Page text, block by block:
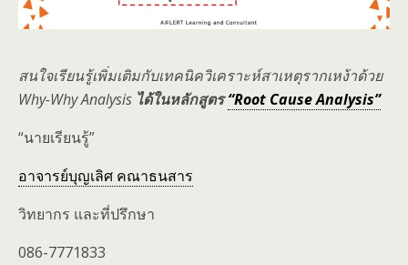
สนใจเรียนรู้เพิ่มเติมกับเทคนิควิเคราะห์สาเหตุรากเหง้าด้วย
Why-Why Analysis ได้ในหลักสูตร“Root Cause Analysis”
“นายเรียนรู้”
อาจารย์บุญเลิศ คณาธนสาร
วิทยากร และที่ปรึกษา
086-7771833